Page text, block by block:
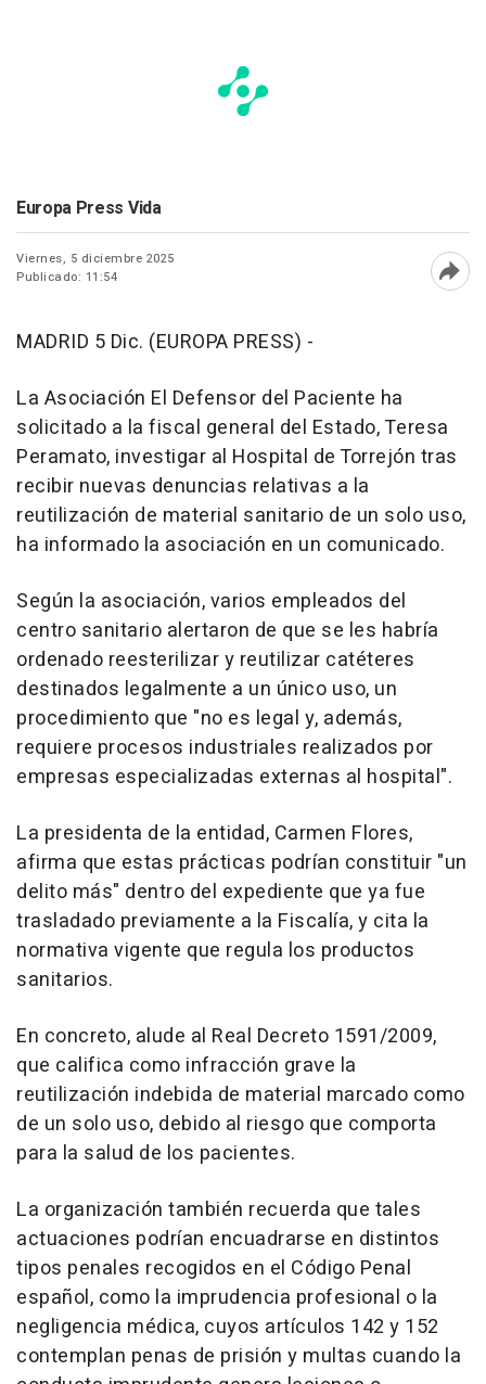
Europa Press Vida
Viernes, 5 diciembre 2025
Publicado: 11:54
MADRID 5 Dic. (EUROPA PRESS) -
La Asociación El Defensor del Paciente ha
solicitado a la fiscal general del Estado, Teresa
Peramato, investigar al Hospital de Torrejón tras
recibir nuevas denuncias relativas a la
reutilización de material sanitario de un solo uso,
ha informado la asociación en un comunicado.
Según la asociación, varios empleados del
centro sanitario alertaron de que se les habría
ordenado reesterilizar y reutilizar catéteres
destinados legalmente a un único uso, un
procedimiento que "no es legal y, además,
requiere procesos industriales realizados por
empresas especializadas externas al hospital".
La presidenta de la entidad, Carmen Flores,
afirma que estas prácticas podrían constituir "un
delito más" dentro del expediente que ya fue
trasladado previamente a la Fiscalía, y cita la
normativa vigente que regula los productos
sanitarios.
En concreto, alude al Real Decreto 1591/2009,
que califica como infracción grave la
reutilización indebida de material marcado como
de un solo uso, debido al riesgo que comporta
para la salud de los pacientes.
La organización también recuerda que tales
actuaciones podrían encuadrarse en distintos
tipos penales recogidos en el Código Penal
español, como la imprudencia profesional o la
negligencia médica, cuyos artículos 142 y 152
contemplan penas de prisión y multas cuando la